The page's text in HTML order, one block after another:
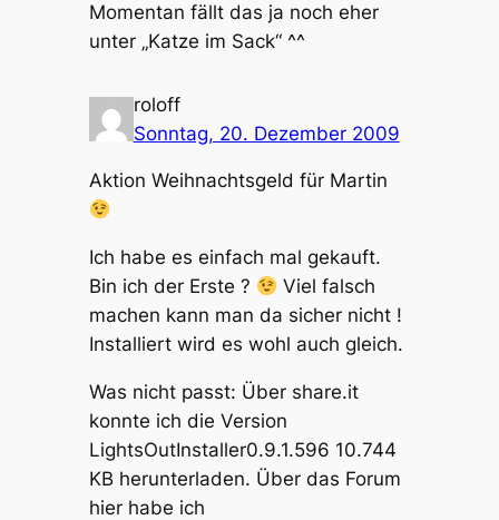
Momentan fällt das ja noch eher
unter „Katze im Sack“ ^^
roloff
Sonntag, 20. Dezember 2009
Aktion Weihnachtsgeld für Martin
Ich habe es einfach mal gekauft.
Bin ich der Erste ?
Viel falsch
machen kann man da sicher nicht !
Installiert wird es wohl auch gleich.
Was nicht passt: Über share.it
konnte ich die Version
LightsOutInstaller0.9.1.596 10.744
KB herunterladen. Über das Forum
hier habe ich